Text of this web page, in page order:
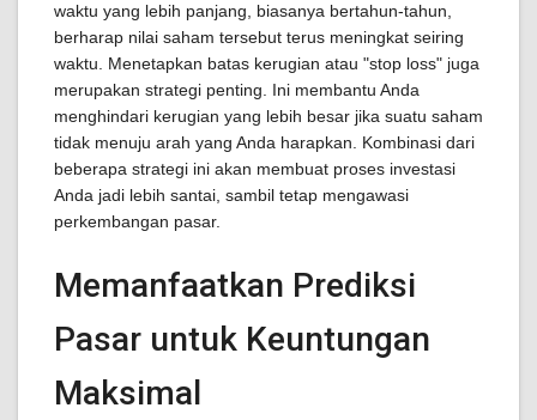
waktu yang lebih panjang, biasanya bertahun-tahun,
berharap nilai saham tersebut terus meningkat seiring
waktu. Menetapkan batas kerugian atau "stop loss" juga
merupakan strategi penting. Ini membantu Anda
menghindari kerugian yang lebih besar jika suatu saham
tidak menuju arah yang Anda harapkan. Kombinasi dari
beberapa strategi ini akan membuat proses investasi
Anda jadi lebih santai, sambil tetap mengawasi
perkembangan pasar.
Memanfaatkan Prediksi
Pasar untuk Keuntungan
Maksimal